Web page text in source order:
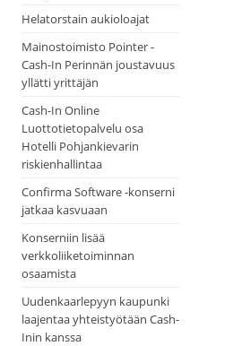
Helatorstain aukioloajat
Mainostoimisto Pointer -
Cash-In Perinnän joustavuus
yllätti yrittäjän
Cash-In Online
Luottotietopalvelu osa
Hotelli Pohjankievarin
riskienhallintaa
Confirma Software -konserni
jatkaa kasvuaan
Konserniin lisää
verkkoliiketoiminnan
osaamista
Uudenkaarlepyyn kaupunki
laajentaa yhteistyötään Cash-
Inin kanssa